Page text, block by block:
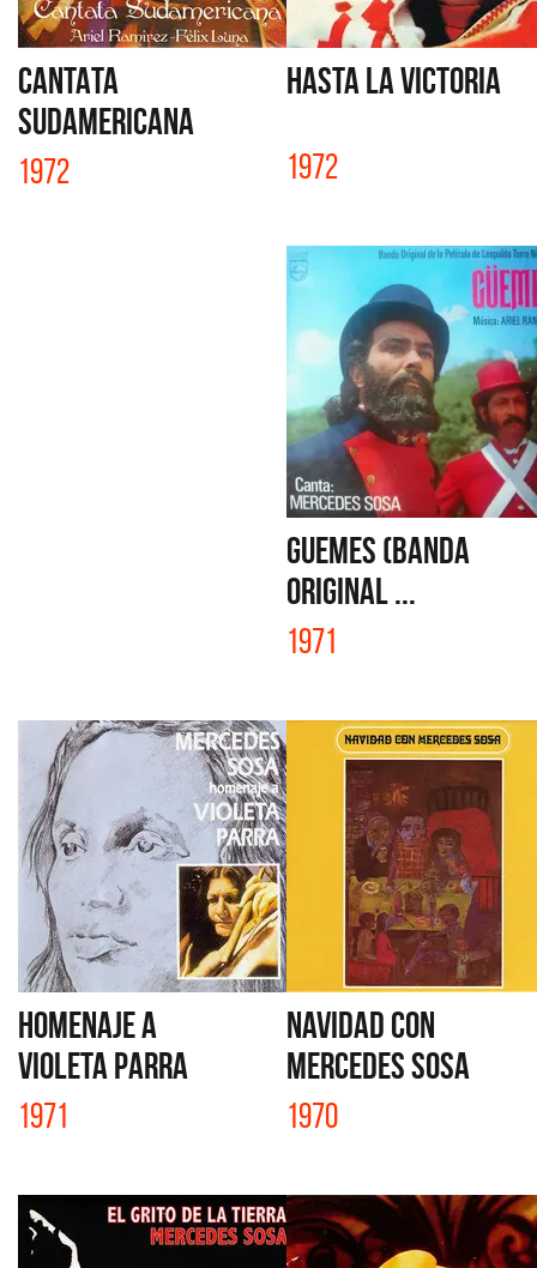
CANTATA
SUDAMERICANA
1972
HASTA LA VICTORIA
1972
GUEMES (BANDA
ORIGINAL ...
1971
HOMENAJE A
VIOLETA PARRA
1971
NAVIDAD CON
MERCEDES SOSA
1970